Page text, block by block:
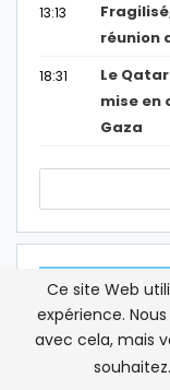
13:13
réunion
18:31
Le
mise en
Gaza
Ce site Web
expérience.
avec cela, mais
souhaitez.